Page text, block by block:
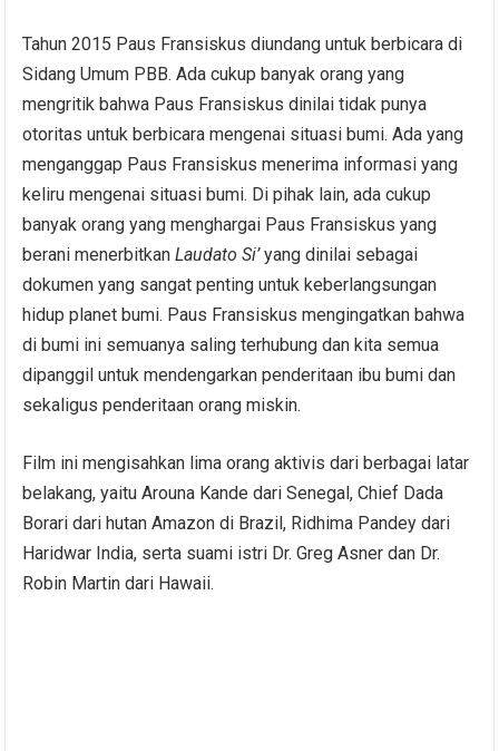
Tahun 2015 Paus Fransiskus diundang untuk berbicara di
Sidang Umum PBB. Ada cukup banyak orang yang
mengritik bahwa Paus Fransiskus dinilai tidak punya
otoritas untuk berbicara mengenai situasi bumi. Ada yang
menganggap Paus Fransiskus menerima informasi yang
keliru mengenai situasi bumi. Di pihak lain, ada cukup
banyak orang yang menghargai Paus Fransiskus yang
berani menerbitkanLaudato Si’yang dinilai sebagai
dokumen yang sangat penting untuk keberlangsungan
hidup planet bumi. Paus Fransiskus mengingatkan bahwa
di bumi ini semuanya saling terhubung dan kita semua
dipanggil untuk mendengarkan penderitaan ibu bumi dan
sekaligus penderitaan orang miskin.
Film ini mengisahkan lima orang aktivis dari berbagai latar
belakang, yaitu Arouna Kande dari Senegal, Chief Dada
Borari dari hutan Amazon di Brazil, Ridhima Pandey dari
Haridwar India, serta suami istri Dr. Greg Asner dan Dr.
Robin Martin dari Hawaii.